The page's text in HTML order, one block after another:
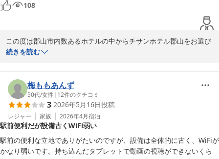
チサンホテル郡山
2026-05-22
108
この度は郡山市内数あるホテルの中からチサンホテル郡山をお選び
いただき誠に有難うございました。
ご滞在中はシャワーカーテンの件におきまして、ご不快な思いをさ
せてしまいいましたことを深くお詫び申し上げます。
頂戴しましたご指摘を真摯に受け止め、該当客室設備点検と徹底し
た清掃・改善を即座に指示いたしました。
今後とも快適なホテル滞在が提供できるようスタッフ一同日々精進
してまいる所存ですので、また次回郡山へお立ち寄りの際にも当館
をご指名いただければ幸いに存じます。
続きを読む
梅ももあんず
50代/女性 | 12件のクチコミ
3 2026年5月16日投稿
レジャー 家族 2026年4月宿泊
駅前便利だが設備古くWiFi弱い
駅前の便利な立地でありがたいのですが、設備は全体的に古く、WiFiが
かなり弱いです。持ち込んだタブレットで動画の視聴ができないくら